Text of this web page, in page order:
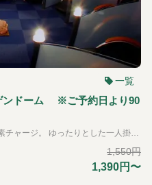
一覧
ンドーム ※ご予約日より90
高濃度酸素の癒しドームで、30分の酸素チャージ。 ゆったりとした一人掛けのリクライニングソファーで高濃度酸素とアロマの香り、そして心地よい音色に包まれながら、五感を癒すリラクゼーションドームです。 仄かな灯りの中で、心身のストレスを和らげ、安らぎの時間をご堪能いただけます。安らぎの空間は洋服のまま寛げます。リラックスした状態で高濃度の酸素を取り込むことで様々な健康効果が期待できます。
1,550円
1,390円〜